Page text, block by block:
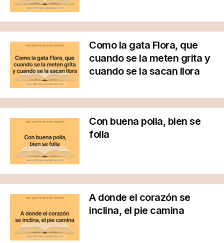
Como la gata Flora, que
cuando se la meten grita y
cuando se la sacan llora
Con buena polla, bien se
folla
A donde el corazón se
inclina, el pie camina